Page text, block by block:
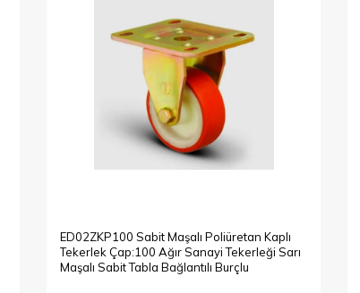
ED02ZKP100 Sabit Maşalı Poliüretan Kaplı
Tekerlek Çap:100 Ağır Sanayi Tekerleği Sarı
Maşalı Sabit Tabla Bağlantılı Burçlu